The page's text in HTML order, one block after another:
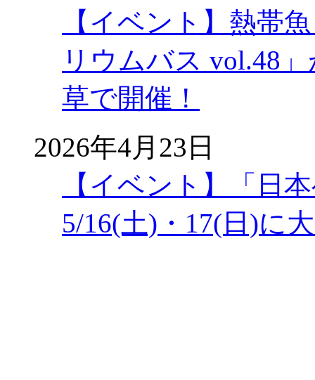
【イベント】熱帯
リウムバス vol.48
草で開催！
2026年4月23日
【イベント】「日
5/16(土)・17(日)に